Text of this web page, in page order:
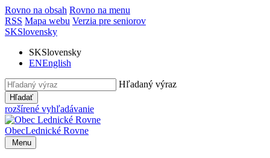
Rovno na obsah Rovno na menu
RSS Mapa webu Verzia pre seniorov
SKSlovensky
SKSlovensky
ENEnglish
Hľadaný výraz
Hľadať
rozšírené vyhľadávanie
ObecLednické Rovne
Menu